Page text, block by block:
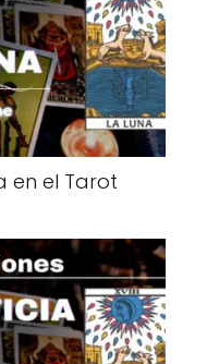
en el Tarot